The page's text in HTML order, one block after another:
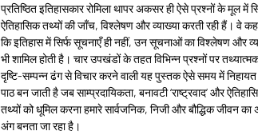
प्रतिष्ठित इतिहासकार रोमिला थापर अकसर ही ऐसे प्रश्नों के मूल में
ऐतिहासिक तथ्यों की जाँच, विश्लेषण और व्याख्या करती रही हैं। वे
कि इतिहास में सिर्फ सूचनाएँ ही नहीं, उन सूचनाओं का विश्लेषण और
भी शामिल होती है। चार उपखंडों के तहत विभिन्न प्रश्नों पर
दृष्टि-सम्पन्न ढंग से विचार करने वाली यह पुस्तक ऐसे समय में
पाठ बन जाती है जब साम्प्रदायिकता, बनावटी ‘राष्ट्रवाद’ और
तथ्यों को धूमिल करना हमारे सार्वजनिक, निजी और बौद्धिक जीवन का
अंग बनता जा रहा है।